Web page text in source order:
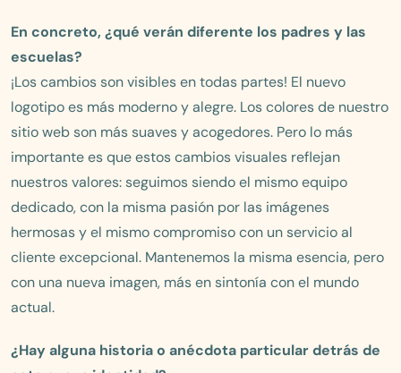
En concreto, ¿qué verán diferente los padres y las
escuelas?
¡Los cambios son visibles en todas partes! El nuevo
logotipo es más moderno y alegre. Los colores de nuestro
sitio web son más suaves y acogedores. Pero lo más
importante es que estos cambios visuales reflejan
nuestros valores: seguimos siendo el mismo equipo
dedicado, con la misma pasión por las imágenes
hermosas y el mismo compromiso con un servicio al
cliente excepcional. Mantenemos la misma esencia, pero
con una nueva imagen, más en sintonía con el mundo
actual.
¿Hay alguna historia o anécdota particular detrás de